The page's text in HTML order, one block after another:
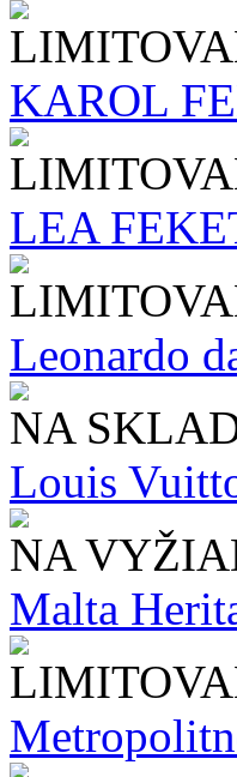
KAROL
LEA
Leonardo
NA
Louis
NA
Malta